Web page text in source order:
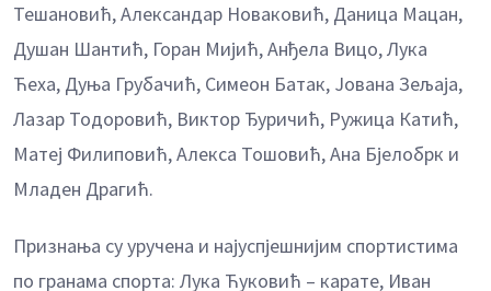
Тешановић, Александар Новаковић, Даница Мацан,
Душан Шантић, Горан Мијић, Анђела Вицо, Лука
Ћеха, Дуња Грубачић, Симеон Батак, Јована Зељаја,
Лазар Тодоровић, Виктор Ђуричић, Ружица Катић,
Матеј Филиповић, Алекса Тошовић, Ана Бјелобрк и
Младен Драгић.
Признања су уручена и најуспјешнијим спортистима
по гранама спорта: Лука Ћуковић – карате, Иван